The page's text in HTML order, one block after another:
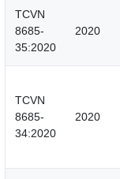
TCVN
8685-
35:2020
2020
TCVN
8685-
34:2020
2020